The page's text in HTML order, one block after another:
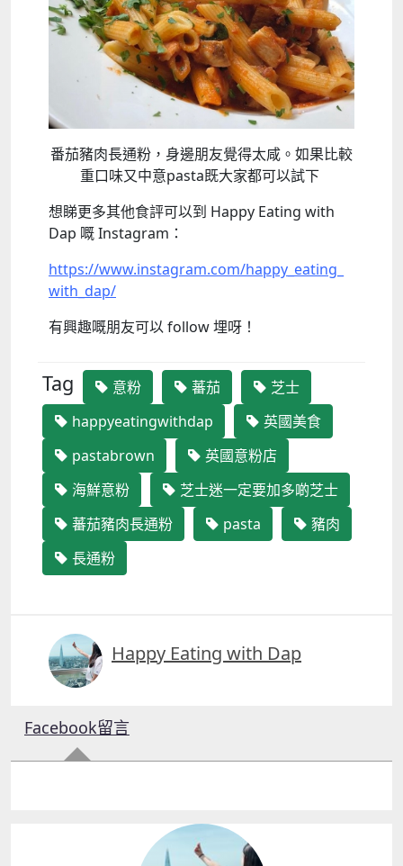
番茄豬肉長通粉，身邊朋友覺得太咸。如果比較
重口味又中意pasta既大家都可以試下
想睇更多其他食評可以到 Happy Eating with
Dap 嘅 Instagram：
https://www.instagram.com/happy_eating_
with_dap/
有興趣嘅朋友可以 follow 埋呀！
Tag 意粉 蕃茄
芝士
happyeatingwithdap
英國美食
pastabrown
英國意粉店
海鮮意粉
芝士迷一定要加多啲芝士
蕃茄豬肉長通粉
pasta
豬肉
長通粉
Happy Eating with Dap
Facebook留言